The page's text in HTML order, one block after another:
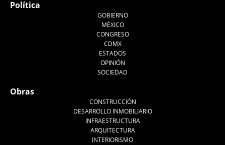
Política
GOBIERNO
MÉXICO
CONGRESO
CDMX
ESTADOS
OPINIÓN
SOCIEDAD
Obras
CONSTRUCCIÓN
DESARROLLO INMOBILIARIO
INFRAESTRUCTURA
ARQUITECTURA
INTERIORISMO